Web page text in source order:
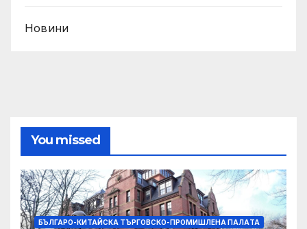
Новини
You missed
БЪЛГАРО-КИТАЙСКА ТЪРГОВСКО-ПРОМИШЛЕНА ПАЛAТА